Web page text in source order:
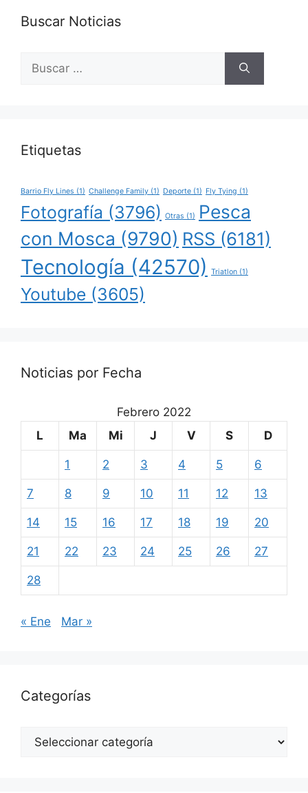
Buscar Noticias
Buscar:
Etiquetas
Barrio Fly Lines (1) Challenge Family (1) Deporte (1) Fly Tying (1)
Fotografía (3796) Otras (1)
Pesca
con Mosca (9790) RSS (6181)
Tecnología (42570) Triatlon (1)
Youtube (3605)
Noticias por Fecha
Febrero 2022
L
Ma Mi J V S D
1 2 3 4 5 6
7 8 9 10 11 12 13
14 15 16 17 18 19 20
21 22 23 24 25 26 27
28
« Ene Mar »
Categorías
Categorías